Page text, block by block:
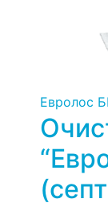
Евролос